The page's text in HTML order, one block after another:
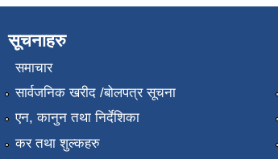
सूचनाहरु
समाचार
सार्वजनिक खरीद /बोलपत्र सूचना
एन, कानुन तथा निर्देशिका
कर तथा शुल्कहरु